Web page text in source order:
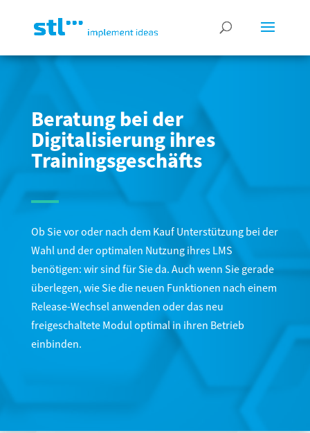
Beratung bei der
Digitalisierung ihres
Trainingsgeschäfts
Ob Sie vor oder nach dem Kauf Unterstützung bei der
Wahl und der optimalen Nutzung ihres LMS
benötigen: wir sind für Sie da. Auch wenn Sie gerade
überlegen, wie Sie die neuen Funktionen nach einem
Release-Wechsel anwenden oder das neu
freigeschaltete Modul optimal in ihren Betrieb
einbinden.